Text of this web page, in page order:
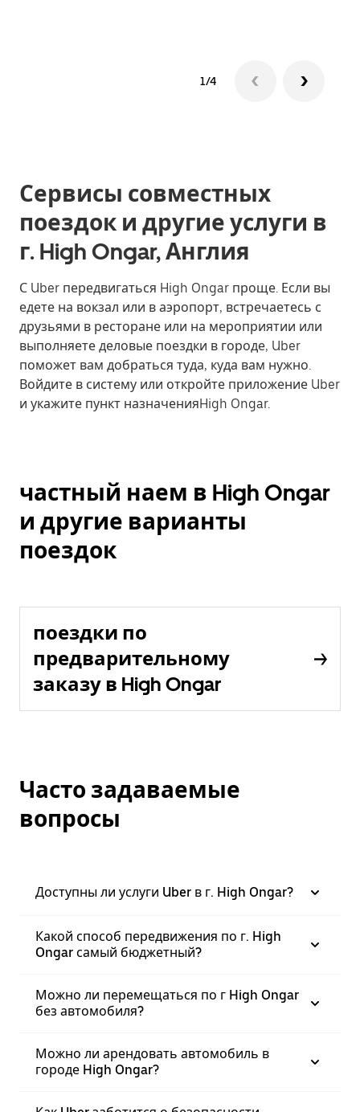
1/4
Сервисы совместных
поездок и другие услуги в
г. High Ongar, Англия
С Uber передвигаться High Ongar проще. Если вы
едете на вокзал или в аэропорт, встречаетесь с
друзьями в ресторане или на мероприятии или
выполняете деловые поездки в городе, Uber
поможет вам добраться туда, куда вам нужно.
Войдите в систему или откройте приложение Uber
и укажите пункт назначенияHigh Ongar.
частный наем в High Ongar
и другие варианты
поездок
поездки по
предварительному
заказу в High Ongar
Часто задаваемые
вопросы
Доступны ли услуги Uber в г. High Ongar?
Какой способ передвижения по г. High
Ongar самый бюджетный?
Можно ли перемещаться по г High Ongar
без автомобиля?
Можно ли арендовать автомобиль в
городе High Ongar?